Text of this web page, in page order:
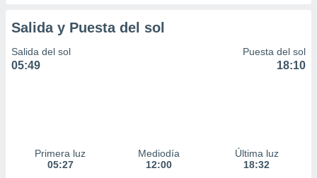
Salida y Puesta del sol
Salida del sol
05:49
Puesta del sol
18:10
Primera luz
05:27
Mediodía
12:00
Última luz
18:32